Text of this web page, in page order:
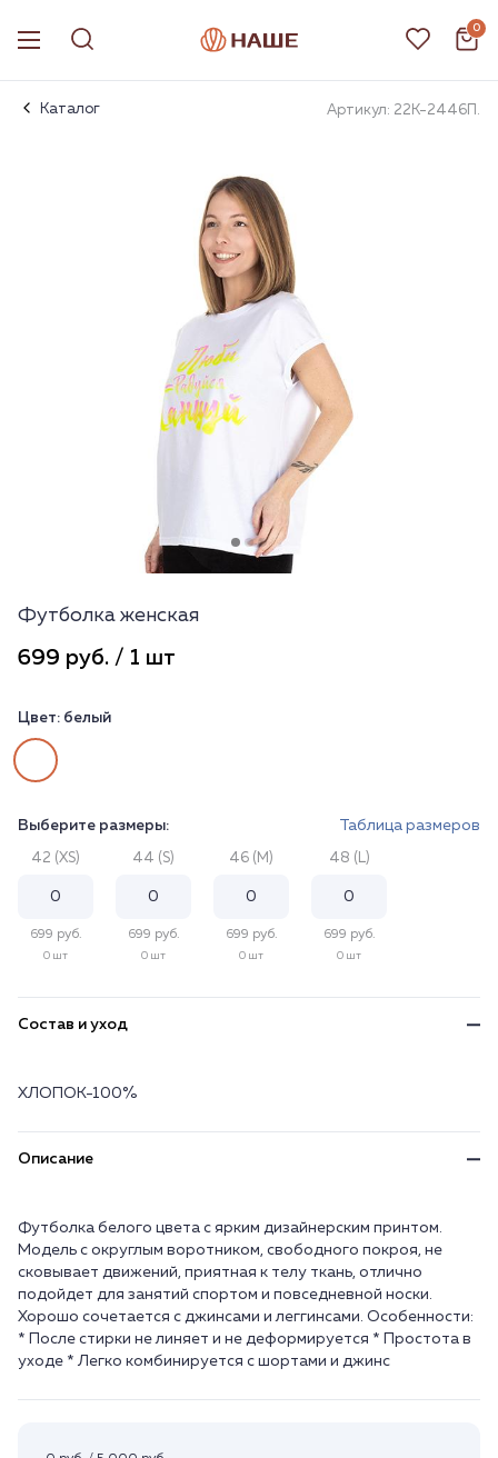
0
Каталог Артикул: 22К-2446П.
Футболка женская
699 руб. / 1 шт
Цвет: белый
Выберите размеры: Таблица размеров
42 (XS)
699 руб.
0 шт
44 (S)
699 руб.
0 шт
46 (M)
699 руб.
0 шт
48 (L)
699 руб.
0 шт
Состав и уход
ХЛОПОК-100%
Описание
Футболка белого цвета с ярким дизайнерским принтом.
Модель с округлым воротником, свободного покроя, не
сковывает движений, приятная к телу ткань, отлично
подойдет для занятий спортом и повседневной носки.
Хорошо сочетается с джинсами и леггинсами. Особенности:
* После стирки не линяет и не деформируется * Простота в
уходе * Легко комбинируется с шортами и джинс